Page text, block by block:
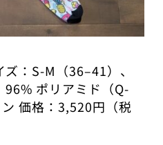
ズ：S-M（36–41）、
ポリアミド（Q-
価格：3,520円（税